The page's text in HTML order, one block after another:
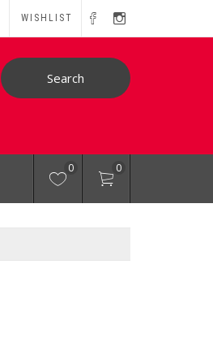
WISHLIST
Search
0 0